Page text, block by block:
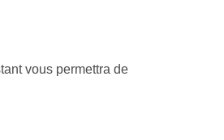
vous permettra de